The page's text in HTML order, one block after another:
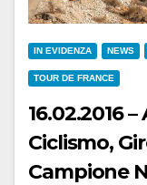
IN EVIDENZA NEWS
TOUR DE FRANCE
16.02.2016
Ciclismo,
Campione